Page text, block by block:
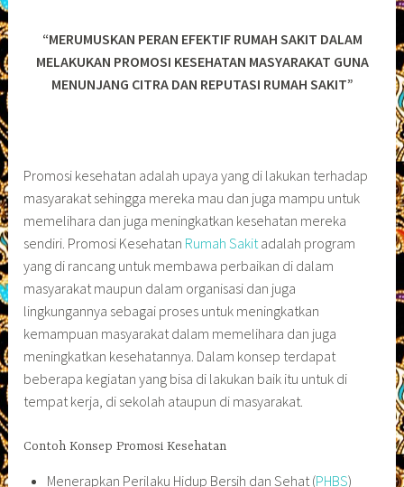
“MERUMUSKAN PERAN EFEKTIF RUMAH SAKIT DALAM
MELAKUKAN PROMOSI KESEHATAN MASYARAKAT GUNA
MENUNJANG CITRA DAN REPUTASI RUMAH SAKIT”
Promosi kesehatan adalah upaya yang di lakukan terhadap
masyarakat sehingga mereka mau dan juga mampu untuk
memelihara dan juga meningkatkan kesehatan mereka
sendiri. Promosi Kesehatan Rumah Sakit adalah program
yang di rancang untuk membawa perbaikan di dalam
masyarakat maupun dalam organisasi dan juga
lingkungannya sebagai proses untuk meningkatkan
kemampuan masyarakat dalam memelihara dan juga
meningkatkan kesehatannya. Dalam konsep terdapat
beberapa kegiatan yang bisa di lakukan baik itu untuk di
tempat kerja, di sekolah ataupun di masyarakat.
Contoh Konsep Promosi Kesehatan
Menerapkan Perilaku Hidup Bersih dan Sehat (PHBS)